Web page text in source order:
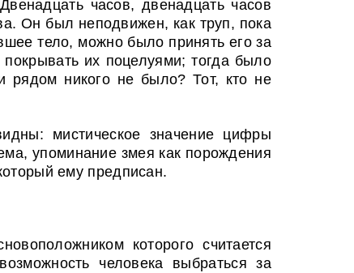
часов, двенадцать часов
Он был неподвижен, как труп, пока
тело, можно было принять его за
их поцелуями; тогда было
никого не было? Тот, кто не
мистическое значение цифры
упоминание змея как порождения
ему предписан.
которого считается
человека выбраться за